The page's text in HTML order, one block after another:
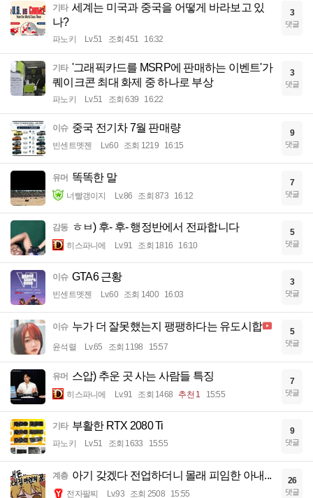
기타 세계는 미국과 중국을 어떻게 바라보고 있
나?
파노키 Lv.51 조회 451 16:32
3
댓글
기타 '그래픽카드를 MSRP에 판매하는 이벤트'가
퀘이크콘 최대 화제 중 하나로 부상
파노키 Lv.51 조회 639 16:22
3
댓글
이슈 중국 전기차 7월 판매량
빈센트멧젠 Lv.60 조회 1219 16:15
9
댓글
유머 똑똑한 말
너빨갱이지 Lv.86 조회 873 16:12
7
댓글
감동 ㅎㅂ) 후- 후- 행정반에서 전파합니다
히스파니에 Lv.91 조회 1816 16:10
5
댓글
이슈 GTA6 근황
빈센트멧젠 Lv.60 조회 1400 16:03
3
댓글
이슈 누가 더 잘못했는지 팽팽하다는 유도시합
윤석렬 Lv.65 조회 1198 15:57
5
댓글
유머 스압) 추운 곳 사는 사람들 특징
히스파니에 Lv.91 조회 1468 추천 1 15:55
7
댓글
기타 부활한 RTX 2080 Ti
파노키 Lv.51 조회 1633 15:55
9
댓글
계층 아기 갖겠다 전업하더니 몰래 피임한 아내...
전자팔찌 Lv.93 조회 2508 15:55
26
댓글